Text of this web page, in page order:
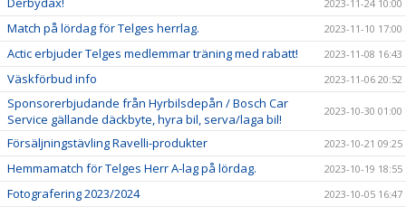
2023-11-24 10:00
Match på lördag för Telges herrlag. 2023-11-10 17:00
Actic erbjuder Telges medlemmar träning med rabatt! 2023-11-08 16:43
Väskförbud info 2023-11-06 20:52
Sponsorerbjudande från Hyrbilsdepån / Bosch Car
Service gällande däckbyte, hyra bil, serva/laga bil!
2023-10-30 01:00
Försäljningstävling Ravelli-produkter 2023-10-21 09:25
Hemmamatch för Telges Herr A-lag på lördag. 2023-10-19 18:55
Fotografering 2023/2024 2023-10-05 16:47